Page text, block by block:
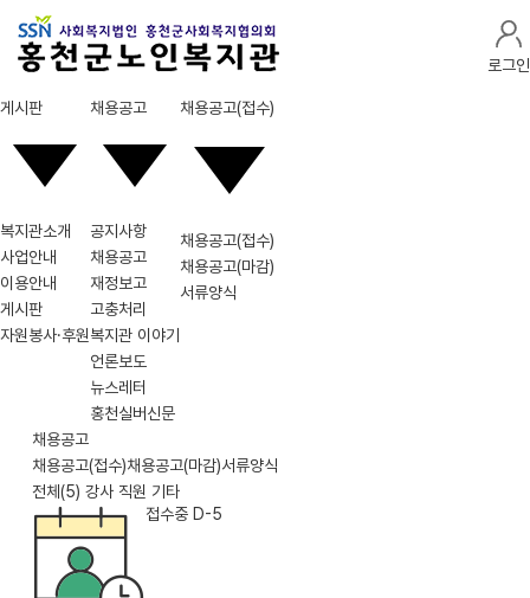
로그인
게시판
복지관소개
사업안내
이용안내
게시판
자원봉사·후원
채용공고
공지사항
채용공고
재정보고
고충처리
복지관 이야기
언론보도
뉴스레터
홍천실버신문
채용공고(접수)
채용공고(접수)
채용공고(마감)
서류양식
채용공고
채용공고(접수)채용공고(마감)서류양식
전체(5) 강사 직원 기타
접수중 D-5